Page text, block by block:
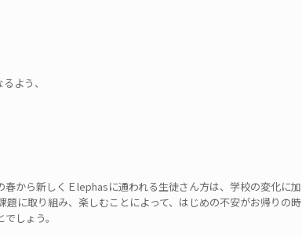
よう、
から新しくＥlephasに通われる生徒さん方は、学校の変化に加
に取り組み、楽しむことによって、はじめの不安がお帰りの時
しょう。